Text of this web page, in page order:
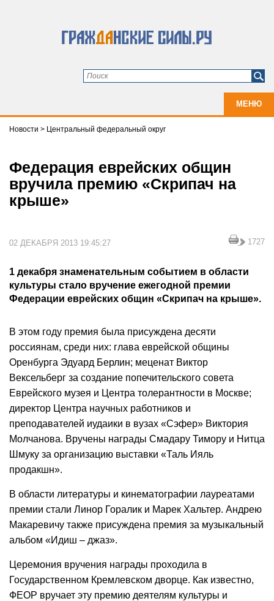
МЕНЮ
Новости > Центральный федеральный округ
Федерация еврейских общин
вручила премию «Скрипач на
крыше»
02 ДЕКАБРЯ 2013 19:45:27 1727
1 декабря знаменательным событием в области
культуры стало вручение ежегодной премии
Федерации еврейских общин «Скрипач на крыше».
В этом году премия была присуждена десяти
россиянам, среди них: глава еврейской общины
Оренбурга Эдуард Берлин; меценат Виктор
Вексельберг за создание попечительского совета
Еврейского музея и Центра толерантности в Москве;
директор Центра научных работников и
преподавателей иудаики в вузах «Сэфер» Виктория
Молчанова. Вручены награды Смадару Тимору и Нитца
Шмуку за организацию выставки «Таль Ияль
продакшн».
В области литературы и кинематографии лауреатами
премии стали Линор Горалик и Марек Хальтер. Андрею
Макаревичу также присуждена премия за музыкальный
альбом «Идиш – джаз».
Церемония вручения награды проходила в
Государственном Кремлевском дворце. Как известно,
ФЕОР вручает эту премию деятелям культуры и